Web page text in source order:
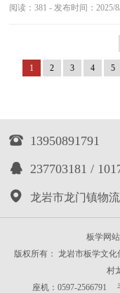
阅读：381 - 发布时间：2025/
1 2 3 4 5
 13950891791
 237703181 /
 龙岩市龙门镇物
板学网
版权所有： 龙岩市板学文
村
座机：0597-2566791